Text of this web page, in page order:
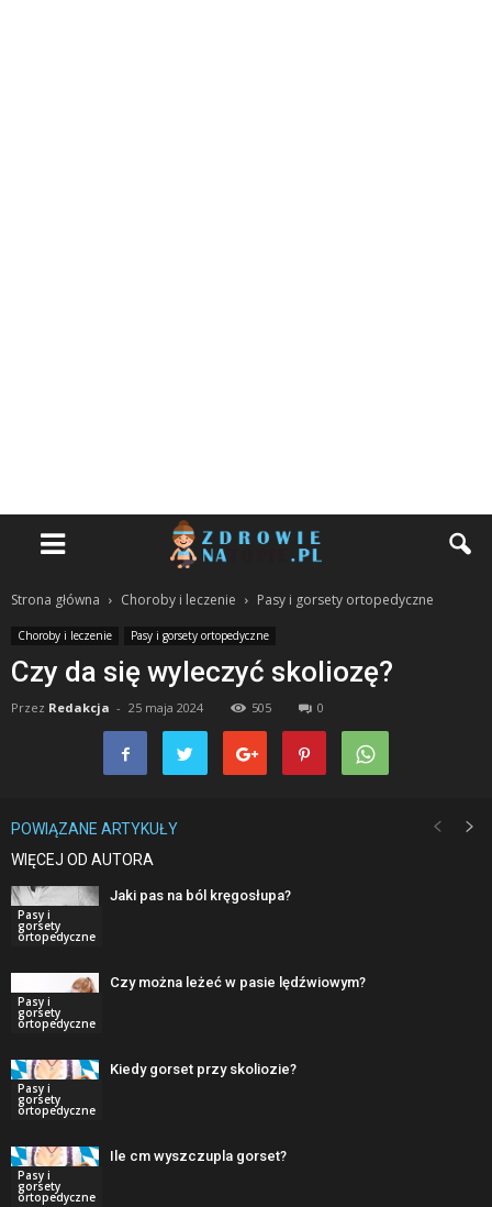
Strona główna Choroby i leczenie Pasy i gorsety ortopedyczne
Choroby i leczenie Pasy i gorsety ortopedyczne
Czy da się wyleczyć skoliozę?
Przez Redakcja - 25 maja 2024 505 0
POWIĄZANE ARTYKUŁY
WIĘCEJ OD AUTORA
Pasy i
gorsety
ortopedyczne
Jaki pas na ból kręgosłupa?
Pasy i
gorsety
ortopedyczne
Czy można leżeć w pasie lędźwiowym?
Pasy i
gorsety
ortopedyczne
Kiedy gorset przy skoliozie?
Pasy i
gorsety
ortopedyczne
Ile cm wyszczupla gorset?